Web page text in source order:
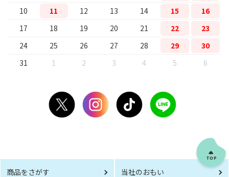
10
11 12 13 14 15
16
17
18 19 20 21 22
23
24
25 26 27 28 29
30
31
1 2 3 4 5 6
商品をさがす 当社のおもい